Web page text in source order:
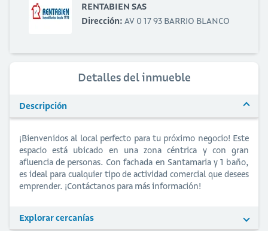
RENTABIEN SAS
Dirección: AV 0 17 93 BARRIO BLANCO
Detalles del inmueble
Descripción
¡Bienvenidos al local perfecto para tu próximo negocio! Este
espacio está ubicado en una zona céntrica y con gran
afluencia de personas. Con fachada en Santamaria y 1 baño,
es ideal para cualquier tipo de actividad comercial que desees
emprender. ¡Contáctanos para más información!
Explorar cercanías